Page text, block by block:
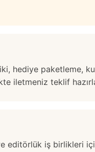
hediye paketleme,
iletmeniz teklif
iş birlikleri